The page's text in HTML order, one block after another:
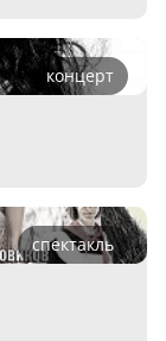
концерт
спектакль